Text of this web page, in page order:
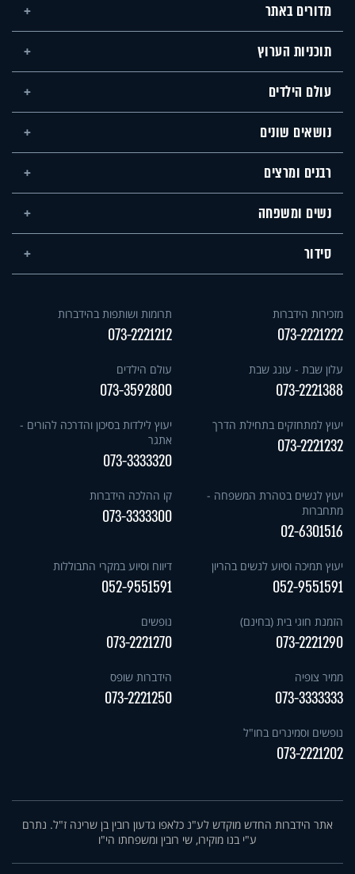
מדורים באתר
תוכניות הערוץ
עולם הילדים
נושאים שונים
רבנים ומרצים
נשים ומשפחה
סידור
מזכירות הידברות
073-2221222
תרומות ושותפות בהידברות
073-2221212
עלון שבת - עונג שבת
073-2221388
עולם הילדים
073-3592800
יעוץ למתחזקים בתחילת הדרך
073-2221232
יעוץ לילדות בסיכון והדרכה להורים -
אתגר
073-3333320
יעוץ לנשים בטהרת המשפחה -
מתחברות
02-6301516
קו ההלכה הידברות
073-3333300
יעוץ תמיכה וסיוע לנשים בהריון
052-9551591
דיווח וסיוע במקרי התבוללות
052-9551591
הזמנת חוגי בית (בחינם)
073-2221290
נופשים
073-2221270
ממיר צופיה
073-3333333
הידברות שופס
073-2221250
נופשים וסמינרים בחו"ל
073-2221202
אתר הידברות החדש מוקדש לע"נ כלאפו גדעון רובין בן שרינה ז"ל. נתרם
ע"י בנו מוקירו, שי רובין ומשפחתו הי"ו